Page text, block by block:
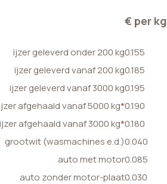
€ per kg
ijzer geleverd onder 200 kg0.155
ijzer geleverd vanaf 200 kg0.185
ijzer geleverd vanaf 3000 kg0.195
afgehaald vanaf 5000 kg*0.190
ijzer afgehaald vanaf 3000 kg*0.180
grootwit (wasmachines e.d.)0.040
auto met motor0.085
auto zonder motor-plaat0.030